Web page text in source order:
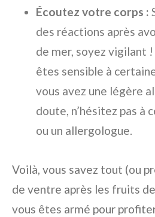
Écoutez votre corps :
des réactions après
de mer, soyez vigilant
êtes sensible à
vous avez une légère
doute, n’hésitez pas à
ou un allergologue.
Voilà, vous savez tout (ou
de ventre après les fruits
vous êtes armé pour